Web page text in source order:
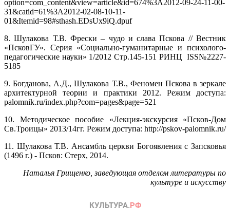
option=com_content&view=article&id=674%3A2012-09-24-11-00-
31&catid=61%3A2012-02-08-10-11-
01&Itemid=98#sthash.EDsUx9iQ.dpuf
8. Шулакова Т.В. Фрески – чудо и слава Пскова // Вестник
«ПсковГУ». Серия «Социально-гуманитарные и психолого-
педагогические науки» 1/2012 Стр.145-151 РИНЦ ISS№2227-
5185
9. Богданова, А.Д., Шулакова Т.В., Феномен Пскова в зеркале
архитектурной теории и практики 2012. Режим доступа:
palomnik.ru/index.php?com=pages&page=521
10. Методическое пособие «Лекция-экскурсия «Псков-Дом
Св.Троицы» 2013/14гг. Режим доступа: http://pskov-palomnik.ru/
11. Шулакова Т.В. Ансамбль церкви Богоявления с Запсковья
(1496 г.) - Псков: Стерх, 2014.
Наталья Грищенко, заведующая отделом литературы по
культуре и искусству